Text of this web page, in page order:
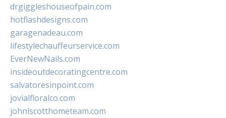
drgiggleshouseofpain.com
hotflashdesigns.com
garagenadeau.com
lifestylechauffeurservice.com
EverNewNails.com
insideoutdecoratingcentre.com
salvatoresinpoint.com
jovialfloralco.com
johnlscotthometeam.com